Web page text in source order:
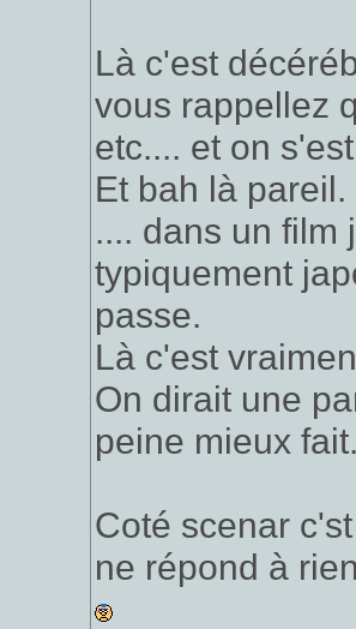
Là c'est
vous rappellez
etc.... et on
Et bah là
.... dans un film
typiquement
passe.
Là c'est
On dirait une
peine mieux
Coté scenar
ne répond à